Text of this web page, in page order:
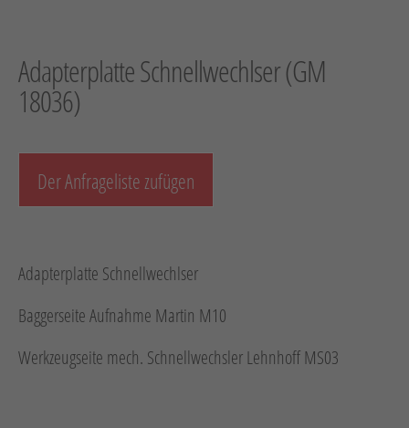
Schotter-/Betonbearbeitung
Garten
Verkehr / Beleuchtung
Sonstiges
Verkauf
Gebrauchtmaschinen
Adapterplatte Schnellwechlser (GM
18036)
Der Anfrageliste zufügen
Adapterplatte Schnellwechlser
Baggerseite Aufnahme Martin M10
Werkzeugseite mech. Schnellwechsler Lehnhoff MS03